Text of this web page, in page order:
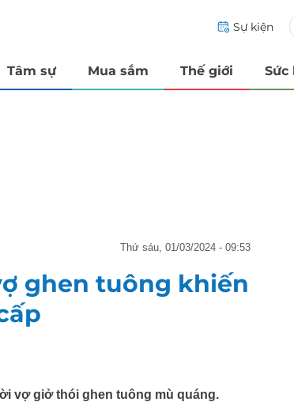
Sự kiện
Tâm sự Mua sắm Thế giới Sức
thứ sáu, 01/03/2024 - 09:53
ghen tuông khiến
vợ giở thói ghen tuông mù quáng.